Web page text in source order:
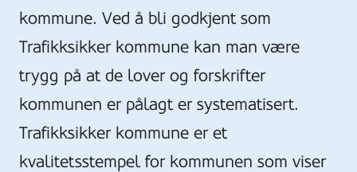
kommune. Ved å bli godkjent som
Trafikksikker kommune kan man være
trygg på at de lover og forskrifter
kommunen er pålagt er systematisert.
Trafikksikker kommune er et
kvalitetsstempel for kommunen som viser